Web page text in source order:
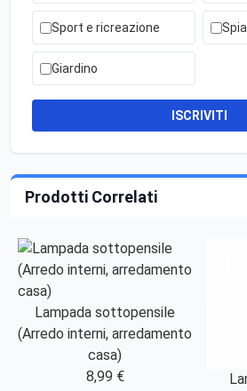
Sport e ricreazione
Giardino
ISCRIVITI
Prodotti Correlati
Lampada sottopensile
(Arredo interni, arredamento
casa)
8,99 €